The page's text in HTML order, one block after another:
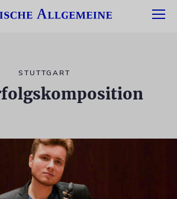
STUTTGART